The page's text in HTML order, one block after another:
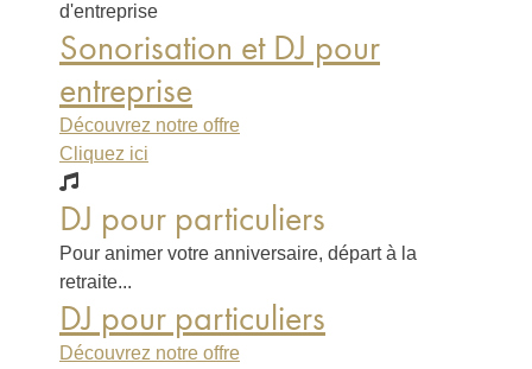
d'entreprise
Sonorisation et DJ pour
entreprise
Découvrez notre offre
Cliquez ici
DJ pour particuliers
Pour animer votre anniversaire, départ à la
retraite...
DJ pour particuliers
Découvrez notre offre